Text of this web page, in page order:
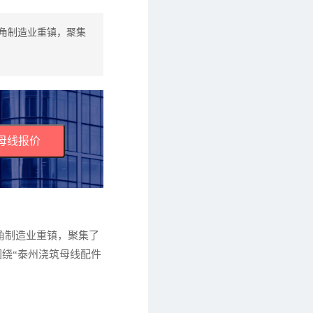
制造业重镇，聚集
线报价
造业重镇，聚集了
“泰州浇筑母线配件